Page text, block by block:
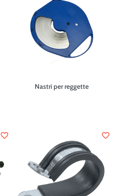
Nastri per reggette
favorite_border favorite_border